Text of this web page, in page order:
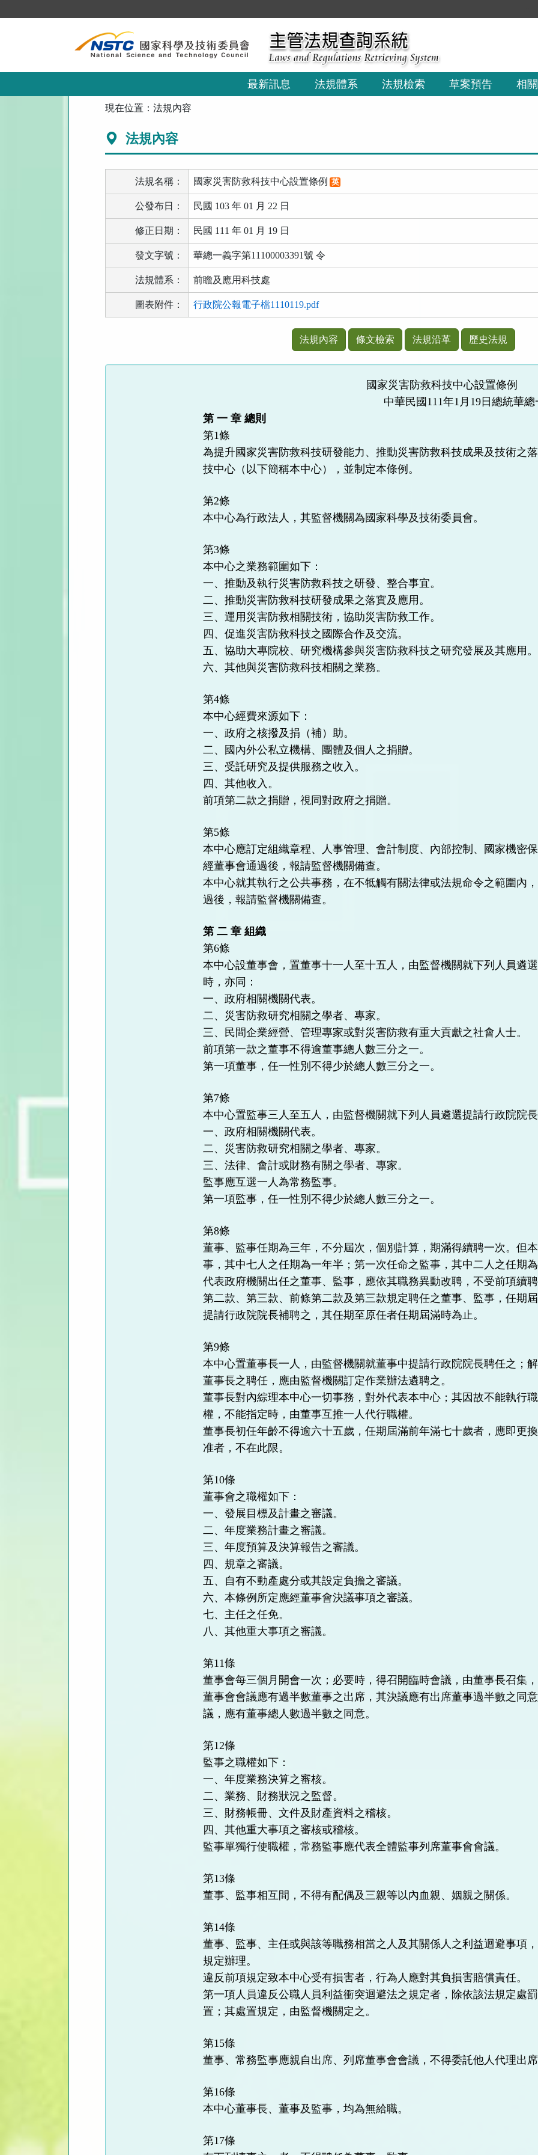
到
最新訊息 法規體系 法規檢索 草案預告 相
現在位置：法規內容
法規內容
法規名稱： 國家災害防救科技中心設置條例 英
公發布日： 民國 103 年 01 月 22 日
修正日期： 民國 111 年 01 月 19 日
發文字號： 華總一義字第11100003391號 令
法規體系： 前瞻及應用科技處
圖表附件： 行政院公報電子檔1110119.pdf
功
法規內容 條文檢索 法規沿革 歷史法規
國家災害防救科技中心設置條例
中華民國111年1月19日總統華
第 一 章 總則
第1條
為提升國家災害防救科技研發能力、推動災害防救科技成果及技術之
技中心（以下簡稱本中心），並制定本條例。
第2條
本中心為行政法人，其監督機關為國家科學及技術委員會。
第3條
本中心之業務範圍如下：
一、推動及執行災害防救科技之研發、整合事宜。
二、推動災害防救科技研發成果之落實及應用。
三、運用災害防救相關技術，協助災害防救工作。
四、促進災害防救科技之國際合作及交流。
五、協助大專院校、研究機構參與災害防救科技之研究發展及其應用。
六、其他與災害防救科技相關之業務。
第4條
本中心經費來源如下：
一、政府之核撥及捐（補）助。
二、國內外公私立機構、團體及個人之捐贈。
三、受託研究及提供服務之收入。
四、其他收入。
前項第二款之捐贈，視同對政府之捐贈。
第5條
本中心應訂定組織章程、人事管理、會計制度、內部控制、國家機密
經董事會通過後，報請監督機關備查。
本中心就其執行之公共事務，在不牴觸有關法律或法規命令之範圍內
過後，報請監督機關備查。
第 二 章 組織
第6條
本中心設董事會，置董事十一人至十五人，由監督機關就下列人員遴
時，亦同：
一、政府相關機關代表。
二、災害防救研究相關之學者、專家。
三、民間企業經營、管理專家或對災害防救有重大貢獻之社會人士。
前項第一款之董事不得逾董事總人數三分之一。
第一項董事，任一性別不得少於總人數三分之一。
第7條
本中心置監事三人至五人，由監督機關就下列人員遴選提請行政院院
一、政府相關機關代表。
二、災害防救研究相關之學者、專家。
三、法律、會計或財務有關之學者、專家。
監事應互選一人為常務監事。
第一項監事，任一性別不得少於總人數三分之一。
第8條
董事、監事任期為三年，不分屆次，個別計算，期滿得續聘一次。但
事，其中七人之任期為一年半；第一次任命之監事，其中二人之任期
代表政府機關出任之董事、監事，應依其職務異動改聘，不受前項續
第二款、第三款、前條第二款及第三款規定聘任之董事、監事，任期
提請行政院院長補聘之，其任期至原任者任期屆滿時為止。
第9條
本中心置董事長一人，由監督機關就董事中提請行政院院長聘任之；
董事長之聘任，應由監督機關訂定作業辦法遴聘之。
董事長對內綜理本中心一切事務，對外代表本中心；其因故不能執行
權，不能指定時，由董事互推一人代行職權。
董事長初任年齡不得逾六十五歲，任期屆滿前年滿七十歲者，應即更
准者，不在此限。
第10條
董事會之職權如下：
一、發展目標及計畫之審議。
二、年度業務計畫之審議。
三、年度預算及決算報告之審議。
四、規章之審議。
五、自有不動產處分或其設定負擔之審議。
六、本條例所定應經董事會決議事項之審議。
七、主任之任免。
八、其他重大事項之審議。
第11條
董事會每三個月開會一次；必要時，得召開臨時會議，由董事長召集
董事會會議應有過半數董事之出席，其決議應有出席董事過半數之同
議，應有董事總人數過半數之同意。
第12條
監事之職權如下：
一、年度業務決算之審核。
二、業務、財務狀況之監督。
三、財務帳冊、文件及財產資料之稽核。
四、其他重大事項之審核或稽核。
監事單獨行使職權，常務監事應代表全體監事列席董事會會議。
第13條
董事、監事相互間，不得有配偶及三親等以內血親、姻親之關係。
第14條
董事、監事、主任或與該等職務相當之人及其關係人之利益迴避事項
規定辦理。
違反前項規定致本中心受有損害者，行為人應對其負損害賠償責任。
第一項人員違反公職人員利益衝突迴避法之規定者，除依該法規定處
置；其處置規定，由監督機關定之。
第15條
董事、常務監事應親自出席、列席董事會會議，不得委託他人代理出
第16條
本中心董事長、董事及監事，均為無給職。
第17條